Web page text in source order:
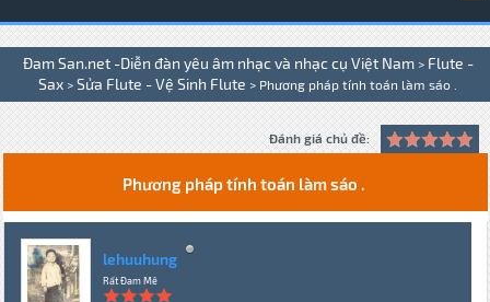
Đam San.net -Diễn đàn yêu âm nhạc và nhạc cụ Việt Nam > Flute -
Sax > Sửa Flute - Vệ Sinh Flute > Phương pháp tính toán làm sáo .
Đánh giá chủ đề:
Phương pháp tính toán làm sáo .
lehuuhung
Rất Đam Mê